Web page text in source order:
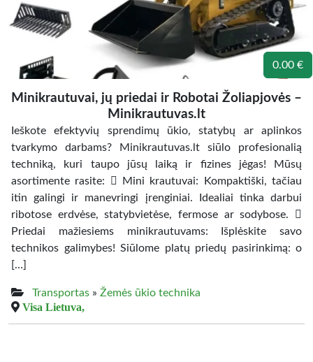
0.00 €
Minikrautuvai, jų priedai ir Robotai Žoliapjovės –
Minikrautuvas.lt
Ieškote efektyvių sprendimų ūkio, statybų ar aplinkos
tvarkymo darbams? Minikrautuvas.lt siūlo profesionalią
techniką, kuri taupo jūsų laiką ir fizines jėgas! Mūsų
asortimente rasite:  Mini krautuvai: Kompaktiški, tačiau
itin galingi ir manevringi įrenginiai. Idealiai tinka darbui
ribotose erdvėse, statybvietėse, fermose ar sodybose. 
Priedai mažiesiems minikrautuvams: Išplėskite savo
technikos galimybes! Siūlome platų priedų pasirinkimą: o
[…]
Transportas » Žemės ūkio technika
Visa Lietuva,